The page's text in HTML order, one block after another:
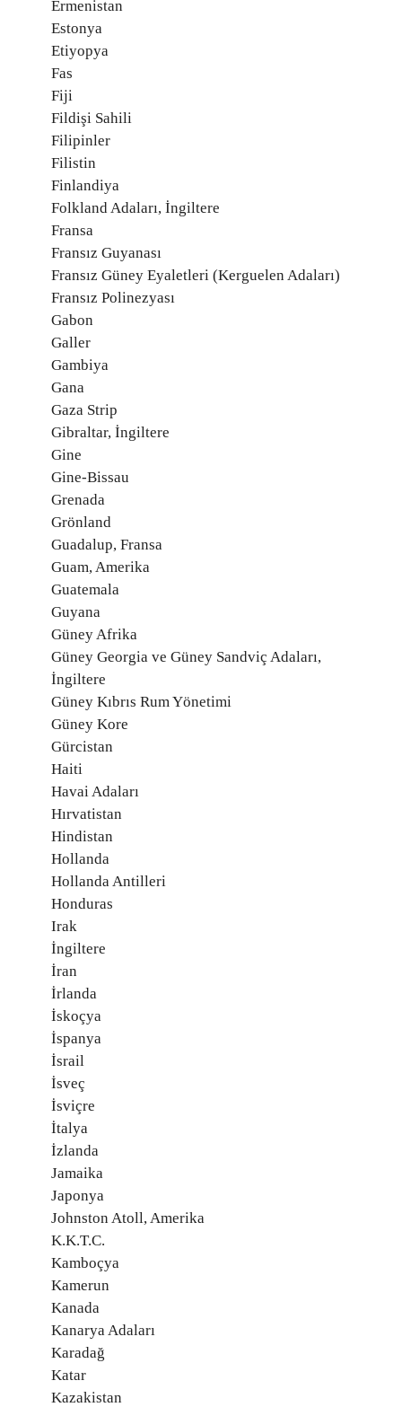
Ermenistan
Estonya
Etiyopya
Fas
Fiji
Fildişi Sahili
Filipinler
Filistin
Finlandiya
Folkland Adaları, İngiltere
Fransa
Fransız Guyanası
Fransız Güney Eyaletleri (Kerguelen Adaları)
Fransız Polinezyası
Gabon
Galler
Gambiya
Gana
Gaza Strip
Gibraltar, İngiltere
Gine
Gine-Bissau
Grenada
Grönland
Guadalup, Fransa
Guam, Amerika
Guatemala
Guyana
Güney Afrika
Güney Georgia ve Güney Sandviç Adaları,
İngiltere
Güney Kıbrıs Rum Yönetimi
Güney Kore
Gürcistan
Haiti
Havai Adaları
Hırvatistan
Hindistan
Hollanda
Hollanda Antilleri
Honduras
Irak
İngiltere
İran
İrlanda
İskoçya
İspanya
İsrail
İsveç
İsviçre
İtalya
İzlanda
Jamaika
Japonya
Johnston Atoll, Amerika
K.K.T.C.
Kamboçya
Kamerun
Kanada
Kanarya Adaları
Karadağ
Katar
Kazakistan